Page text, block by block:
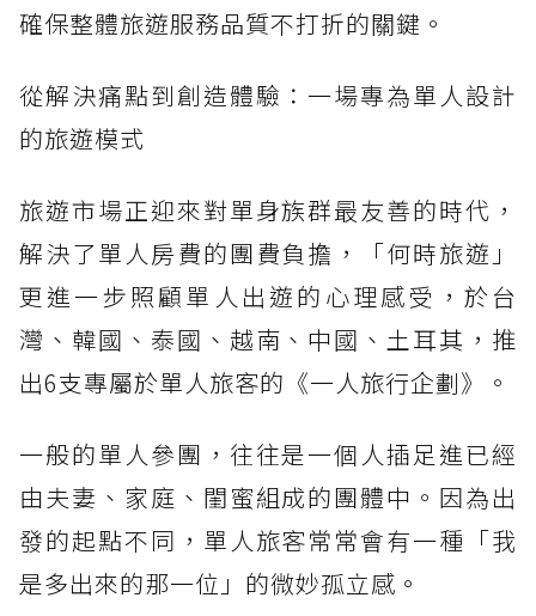
確保整體旅遊服務品質不打折的關鍵。
從解決痛點到創造體驗：一場專為單人設計
的旅遊模式
旅遊市場正迎來對單身族群最友善的時代，
解決了單人房費的團費負擔，「何時旅遊」
更進一步照顧單人出遊的心理感受，於台
灣、韓國、泰國、越南、中國、土耳其，推
出6支專屬於單人旅客的《一人旅行企劃》。
一般的單人參團，往往是一個人插足進已經
由夫妻、家庭、閨蜜組成的團體中。因為出
發的起點不同，單人旅客常常會有一種「我
是多出來的那一位」的微妙孤立感。